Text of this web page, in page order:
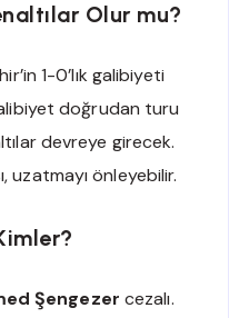
Olur mu?
1-0’lık galibiyeti
doğrudan turu
devreye girecek.
uzatmayı önleyebilir.
Şengezer cezalı.